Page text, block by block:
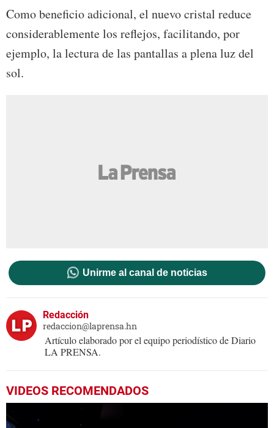
Como beneficio adicional, el nuevo cristal reduce
considerablemente los reflejos, facilitando, por
ejemplo, la lectura de las pantallas a plena luz del
sol.
Unirme al canal de noticias
Redacción
redaccion@laprensa.hn
Artículo elaborado por el equipo periodístico de Diario
LA PRENSA.
VIDEOS RECOMENDADOS